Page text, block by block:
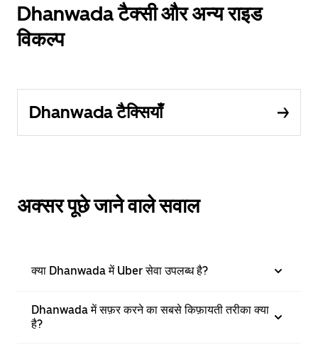
Dhanwada टैक्सी और अन्य राइड
विकल्प
Dhanwada टैक्सियाँ
अक्सर पूछे जाने वाले सवाल
क्या Dhanwada में Uber सेवा उपलब्ध है?
Dhanwada में सफ़र करने का सबसे किफ़ायती तरीका क्या
है?